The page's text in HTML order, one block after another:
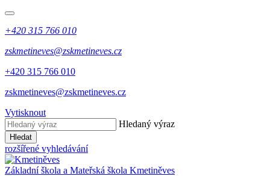
+420 315 766 010
zskmetineves@zskmetineves.cz
+420 315 766 010
zskmetineves@zskmetineves.cz
Vytisknout
Hledaný výraz
Hledat
rozšířené vyhledávání
Základní škola a Mateřská škola Kmetiněves